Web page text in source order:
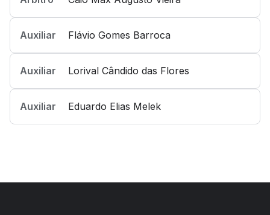
Auxiliar Flávio Gomes Barroca
Auxiliar Lorival Cândido das Flores
Auxiliar Eduardo Elias Melek